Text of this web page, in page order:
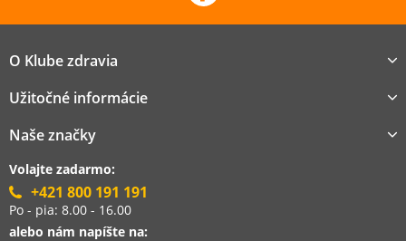
O Klube zdravia
Užitočné informácie
Naše značky
Volajte zadarmo:
+421 800 191 191
Po - pia: 8.00 - 16.00
alebo nám napíšte na: